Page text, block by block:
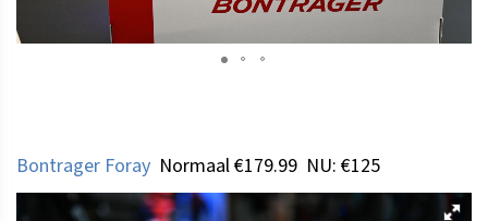
Bontrager Foray Normaal €179.99 NU: €125